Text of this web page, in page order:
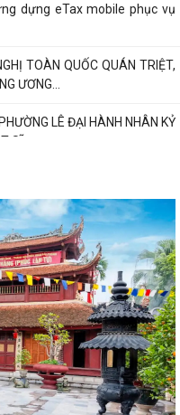
dựng eTax mobile phục vụ
TOÀN QUỐC QUÁN TRIỆT,
ƯƠNG...
LÊ ĐẠI HÀNH NHÂN KỶ
SĨ...
HÀNH PHỐI HỢP VỚI NGÂN
(Kỳ họp thường lệ giữa năm
TRI ÂN CÁC ANH HÙNG LIỆT
THỰC HIỆN, TÌM KIẾM, QUY
SĨ
chi kinh phí bảo đảm cho